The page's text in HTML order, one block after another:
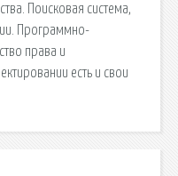
Поисковая сиcтема,
Программно-
права и
есть и свои